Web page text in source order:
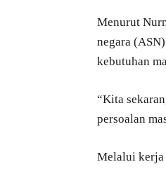
Menurut
negara
kebutuhan
“Kita
persoalan
Melalui kerja